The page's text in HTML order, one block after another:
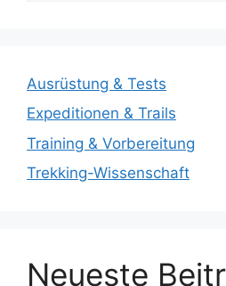
Ausrüstung & Tests
Expeditionen & Trails
Training & Vorbereitung
Trekking-Wissenschaft
Neueste